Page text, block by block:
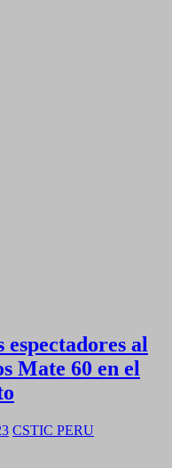
al
Mate 60 en el
CSTIC PERU